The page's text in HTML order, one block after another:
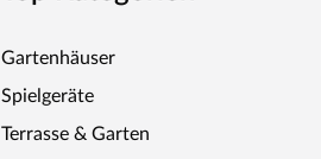
Gartenhäuser
Spielgeräte
Terrasse & Garten